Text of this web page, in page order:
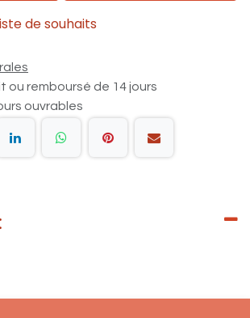
de souhaits
ou remboursé de 14 jours
ouvrables